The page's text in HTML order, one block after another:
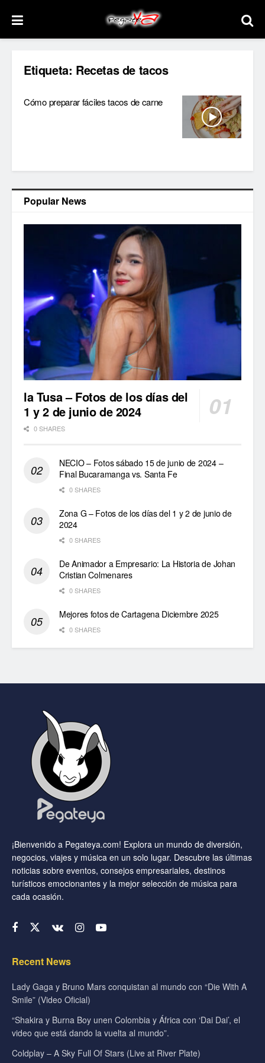
Etiqueta: Recetas de tacos
Cómo preparar fáciles tacos de carne
Popular News
la Tusa – Fotos de los días del
1 y 2 de junio de 2024
0 SHARES
NECIO – Fotos sábado 15 de junio de 2024 –
Final Bucaramanga vs. Santa Fe
0 SHARES
Zona G – Fotos de los días del 1 y 2 de junio de
2024
0 SHARES
De Animador a Empresario: La Historia de Johan
Cristian Colmenares
0 SHARES
Mejores fotos de Cartagena Diciembre 2025
0 SHARES
¡Bienvenido a Pegateya.com! Explora un mundo de diversión,
negocios, viajes y música en un solo lugar. Descubre las últimas
noticias sobre eventos, consejos empresariales, destinos
turísticos emocionantes y la mejor selección de música para
cada ocasión.
Recent News
Lady Gaga y Bruno Mars conquistan al mundo con “Die With A
Smile” (Video Oficial)
“Shakira y Burna Boy unen Colombia y África con ‘Dai Dai’, el
video que está dando la vuelta al mundo”.
Coldplay – A Sky Full Of Stars (Live at River Plate)